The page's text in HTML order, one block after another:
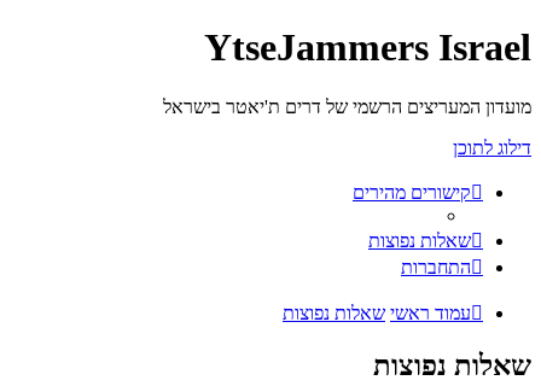
YtseJammers Israel
מועדון המעריצים הרשמי של דרים ת'יאטר בישראל
דילוג לתוכן
קישורים מהירים
שאלות נפוצות
התחברות
עמוד ראשי שאלות נפוצות
שאלות נפוצות